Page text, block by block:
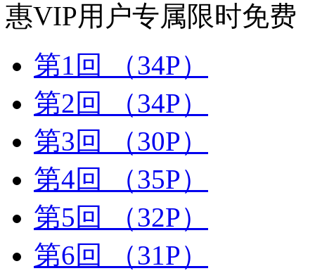
惠VIP用户专属限时免费
第1回
（34P）
第2回
（34P）
第3回
（30P）
第4回
（35P）
第5回
（32P）
第6回
（31P）